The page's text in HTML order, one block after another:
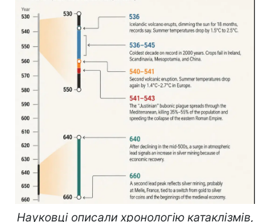
Науковці описали хронологію катаклізмів,